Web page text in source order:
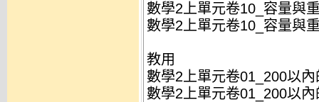
數學2上單元卷10_容量與
數學2上單元卷10_容量與
教用
數學2上單元卷01_200以
數學2上單元卷01_200以